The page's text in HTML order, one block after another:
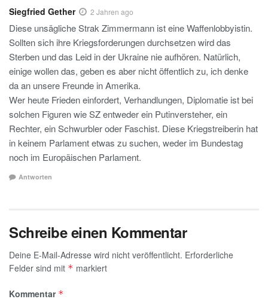
Siegfried Gether 2 Jahren ago
Diese unsägliche Strak Zimmermann ist eine Waffenlobbyistin.
Sollten sich ihre Kriegsforderungen durchsetzen wird das
Sterben und das Leid in der Ukraine nie aufhören. Natürlich,
einige wollen das, geben es aber nicht öffentlich zu, ich denke
da an unsere Freunde in Amerika.
Wer heute Frieden einfordert, Verhandlungen, Diplomatie ist bei
solchen Figuren wie SZ entweder ein Putinversteher, ein
Rechter, ein Schwurbler oder Faschist. Diese Kriegstreiberin hat
in keinem Parlament etwas zu suchen, weder im Bundestag
noch im Europäischen Parlament.
Antworten
Schreibe einen Kommentar
Deine E-Mail-Adresse wird nicht veröffentlicht. Erforderliche
Felder sind mit * markiert
Kommentar *